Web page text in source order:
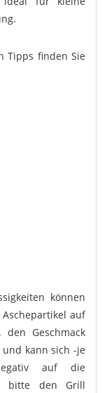
Tipps finden Sie
können
auf
Geschmack
kann sich -je
auf die
bitte den Grill